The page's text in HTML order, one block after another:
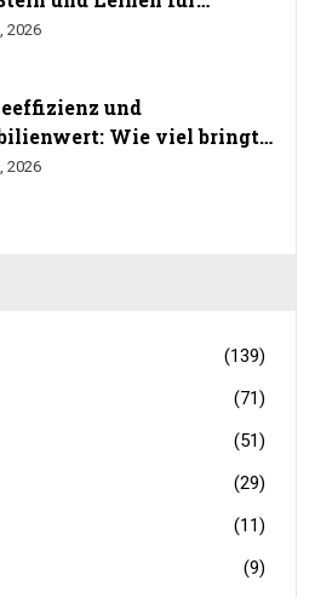
Wohnen
2026
und
Wie viel bringt
wirklich? (Studien
2026
(139)
(71)
(51)
(29)
(11)
(9)